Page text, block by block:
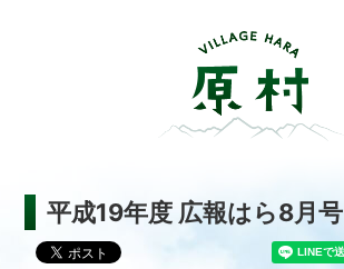
平成19年度 広報はら8月号